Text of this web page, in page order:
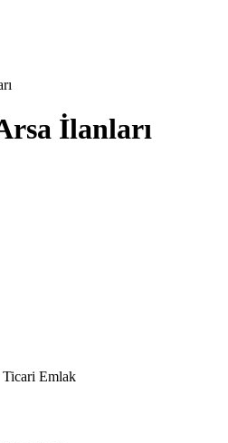
İlanları
Ticari Emlak